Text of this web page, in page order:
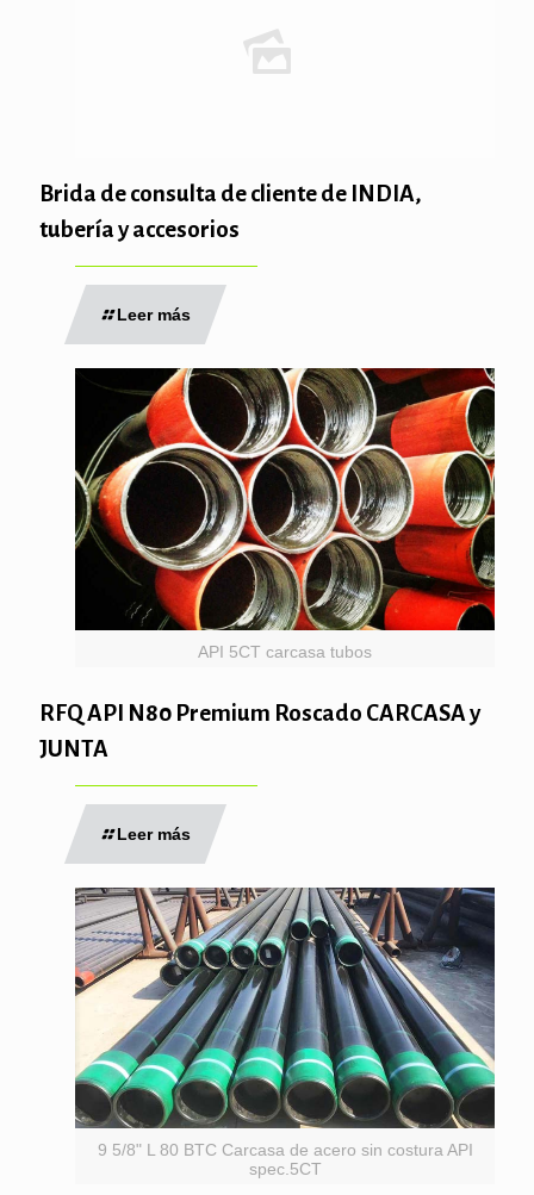
Brida de consulta de cliente de INDIA,
tubería y accesorios
Leer más
API 5CT carcasa tubos
RFQ API N80 Premium Roscado CARCASA y
JUNTA
Leer más
9 5/8" L 80 BTC Carcasa de acero sin costura API
spec.5CT